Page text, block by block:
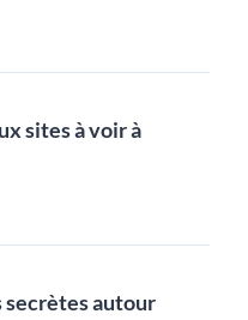
sites à voir à
secrètes autour